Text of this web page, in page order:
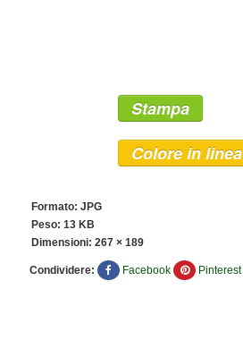
Stampa
Colore in linea
Formato: JPG
Peso: 13 KB
Dimensioni: 267 × 189
Condividere: Facebook Pinterest